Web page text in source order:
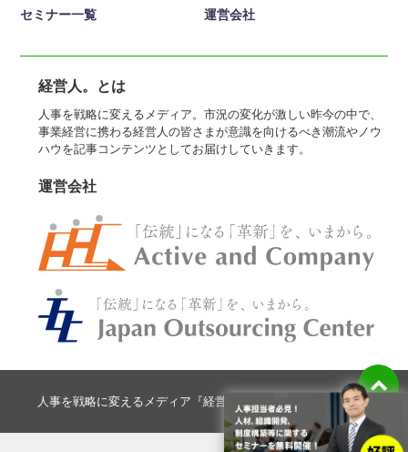
セミナー一覧 運営会社
経営人。とは
人事を戦略に変えるメディア。市況の変化が激しい昨今の中で、
事業経営に携わる経営人の皆さまが意識を向けるべき潮流やノウ
ハウを記事コンテンツとしてお届けしていきます。
運営会社
人事を戦略に変えるメディア『経営人。』 All Rights Reserved.